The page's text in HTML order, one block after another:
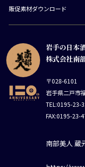
岩手の日本
株式会社南
〒028-6101
岩手県二戸市
TEL:0195-23-
FAX:0195-23-
南部美人 蔵
販促素材ダウンロード